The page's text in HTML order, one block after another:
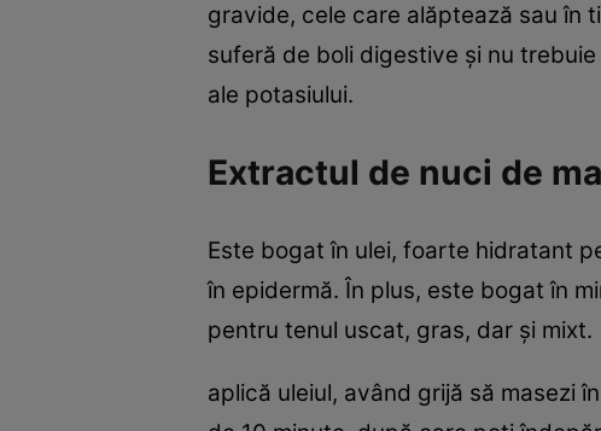
gravide, cele care alăptează sau în
suferă de boli digestive şi nu
ale potasiului.
Extractul de nuci de
Este bogat în ulei, foarte hidratant
în epidermă. În plus, este bogat în
pentru tenul uscat, gras, dar şi mixt.
aplică uleiul, având grijă să masezi